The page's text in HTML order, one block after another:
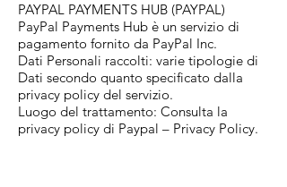
PAYPAL PAYMENTS HUB (PAYPAL)
PayPal Payments Hub è un servizio di
pagamento fornito da PayPal Inc.
Dati Personali raccolti: varie tipologie di
Dati secondo quanto specificato dalla
privacy policy del servizio.
Luogo del trattamento: Consulta la
privacy policy di Paypal – Privacy Policy.